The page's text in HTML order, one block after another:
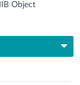
Object